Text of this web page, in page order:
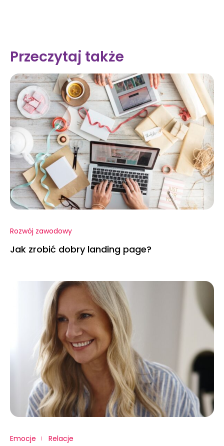
Przeczytaj także
Rozwój zawodowy
Jak zrobić dobry landing page?
Emocje Relacje